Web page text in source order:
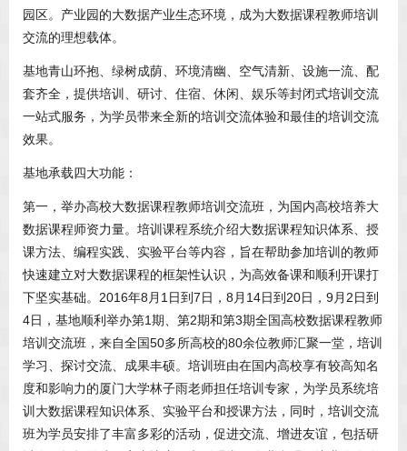
园区。产业园的大数据产业生态环境，成为大数据课程教师培训
交流的理想载体。
基地青山环抱、绿树成荫、环境清幽、空气清新、设施一流、配
套齐全，提供培训、研讨、住宿、休闲、娱乐等封闭式培训交流
一站式服务，为学员带来全新的培训交流体验和最佳的培训交流
效果。
基地承载四大功能：
第一，举办高校大数据课程教师培训交流班，为国内高校培养大
数据课程师资力量。培训课程系统介绍大数据课程知识体系、授
课方法、编程实践、实验平台等内容，旨在帮助参加培训的教师
快速建立对大数据课程的框架性认识，为高效备课和顺利开课打
下坚实基础。2016年8月1日到7日，8月14日到20日，9月2日到
4日，基地顺利举办第1期、第2期和第3期全国高校数据课程教师
培训交流班，来自全国50多所高校的80余位教师汇聚一堂，培训
学习、探讨交流、成果丰硕。培训班由在国内高校享有较高知名
度和影响力的厦门大学林子雨老师担任培训专家，为学员系统培
训大数据课程知识体系、实验平台和授课方法，同时，培训交流
班为学员安排了丰富多彩的活动，促进交流、增进友谊，包括研